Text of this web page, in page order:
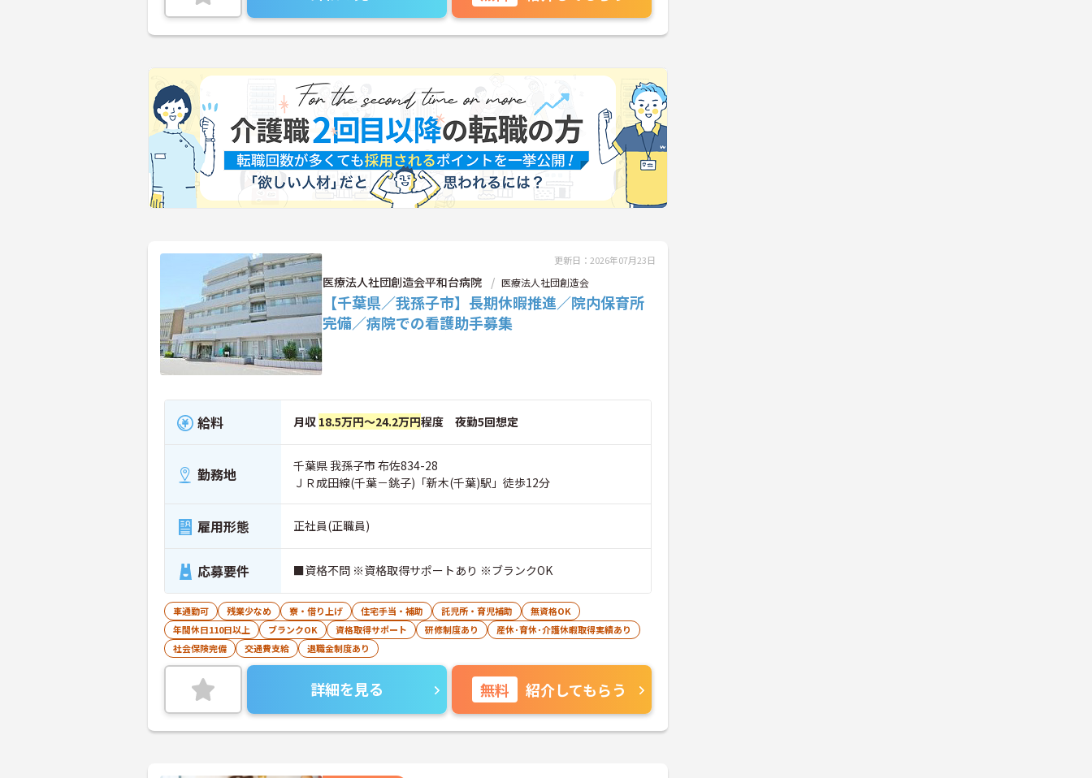
更新日：2026年07月23日
医療法人社団創造会平和台病院 医療法人社団創造会
【千葉県／我孫子市】長期休暇推進／院内保育所
完備／病院での看護助手募集
給料 月収 18.5万円～24.2万円程度 夜勤5回想定
勤務地
千葉県 我孫子市 布佐834-28
ＪＲ成田線(千葉－銚子)「新木(千葉)駅」徒歩12分
雇用形態 正社員(正職員)
応募要件 ■資格不問 ※資格取得サポートあり ※ブランクOK
車通勤可 残業少なめ 寮・借り上げ 住宅手当・補助 託児所・育児補助
無資格OK
年間休日110日以上
ブランクOK 資格取得サポート 研修制度あり
産休･育休･介護休暇取得実績あり
社会保険完備
交通費支給 退職金制度あり
詳細を見る 無料 紹介してもらう